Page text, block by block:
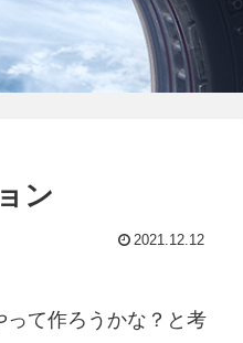
ン
2021.12.12
て作ろうかな？と考